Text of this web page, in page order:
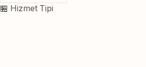
🏪 Hizmet Tipi